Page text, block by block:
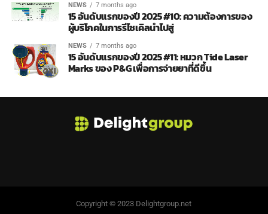
NEWS 7 months ago
15 อันดับแรกของปี 2025 #10: ความต้องการของ
ผู้บริโภคในการรีไซเคิลนำไปสู่
NEWS 7 months ago
15 อันดับแรกของปี 2025 #11: หมวก Tide Laser
Marks ของ P&G เพื่อการจ่ายยาที่ดีขึ้น
Copyright © 2023 Delightgroup.net